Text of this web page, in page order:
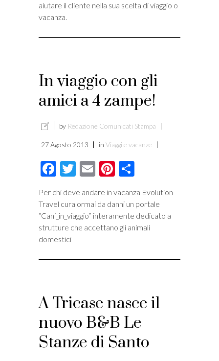
aiutare il cliente nella sua scelta di viaggio o
vacanza.
In viaggio con gli
amici a 4 zampe!
by Redazione Comunicati Stampa
27 Agosto 2013 in Viaggi e vacanze
Facebook
Twitter
EmailPinterest
Per chi deve andare in vacanza Evolution
Travel cura ormai da danni un portale
“Cani_in_viaggio” interamente dedicato a
strutture che accettano gli animali
domestici
A Tricase nasce il
nuovo B&B Le
Stanze di Santo